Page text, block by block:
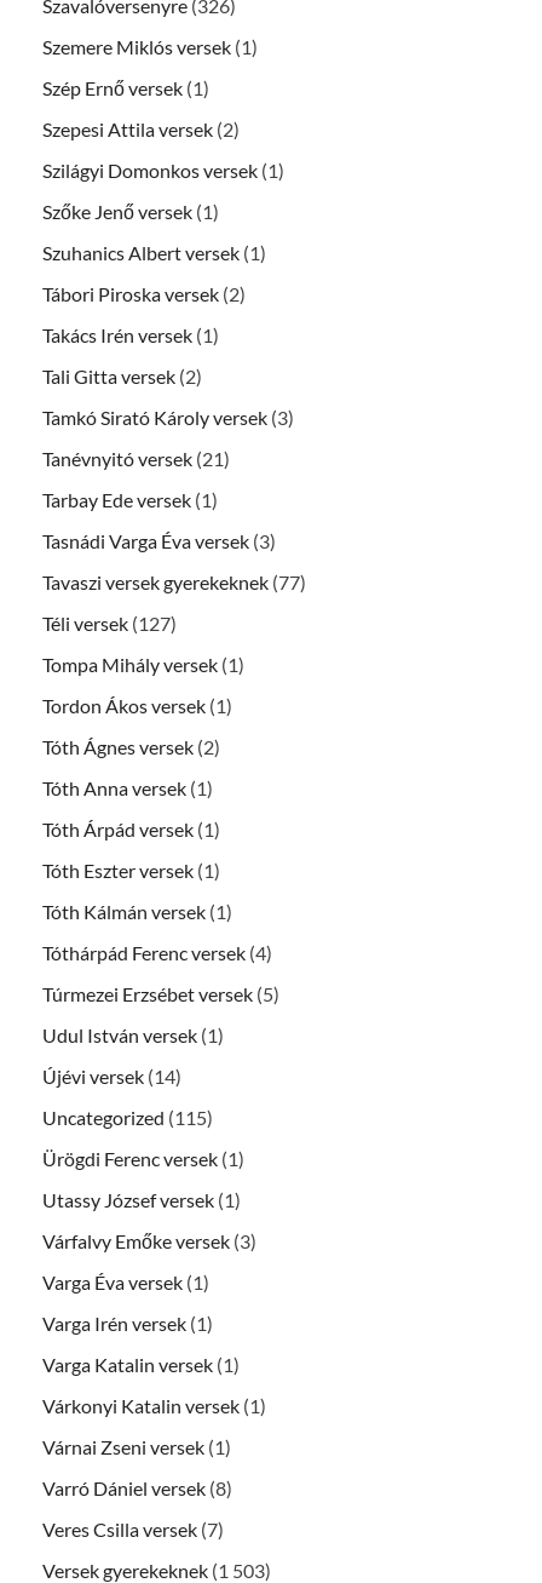
Szavalóversenyre (326)
Szemere Miklós versek (1)
Szép Ernő versek (1)
Szepesi Attila versek (2)
Szilágyi Domonkos versek (1)
Szőke Jenő versek (1)
Szuhanics Albert versek (1)
Tábori Piroska versek (2)
Takács Irén versek (1)
Tali Gitta versek (2)
Tamkó Sirató Károly versek (3)
Tanévnyitó versek (21)
Tarbay Ede versek (1)
Tasnádi Varga Éva versek (3)
Tavaszi versek gyerekeknek (77)
Téli versek (127)
Tompa Mihály versek (1)
Tordon Ákos versek (1)
Tóth Ágnes versek (2)
Tóth Anna versek (1)
Tóth Árpád versek (1)
Tóth Eszter versek (1)
Tóth Kálmán versek (1)
Tóthárpád Ferenc versek (4)
Túrmezei Erzsébet versek (5)
Udul István versek (1)
Újévi versek (14)
Uncategorized (115)
Ürögdi Ferenc versek (1)
Utassy József versek (1)
Várfalvy Emőke versek (3)
Varga Éva versek (1)
Varga Irén versek (1)
Varga Katalin versek (1)
Várkonyi Katalin versek (1)
Várnai Zseni versek (1)
Varró Dániel versek (8)
Veres Csilla versek (7)
Versek gyerekeknek (1 503)